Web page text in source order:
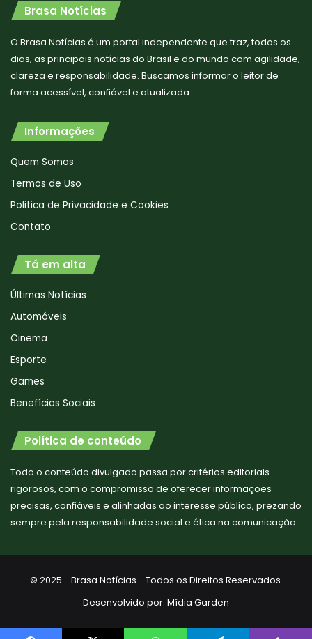
Brasa Notícias
O Brasa Notícias é um portal independente que traz, todos os
dias, as principais notícias do Brasil e do mundo com agilidade,
clareza e responsabilidade. Buscamos informar o leitor de
forma acessível, confiável e atualizada.
Informações
Quem Somos
Termos de Uso
Politica de Privacidade e Cookies
Contato
Tá em alta
Últimas Notícias
Automóveis
Cinema
Esporte
Games
Benefícios Sociais
Política de conteúdo
Todo o conteúdo divulgado passa por critérios editoriais
rigorosos, com o compromisso de oferecer informações
precisas, confiáveis e alinhadas ao interesse público, prezando
sempre pela responsabilidade social e ética na comunicação
© 2025 - Brasa Notícias - Todos os Direitos Reservados.
Desenvolvido por: Mídia Garden